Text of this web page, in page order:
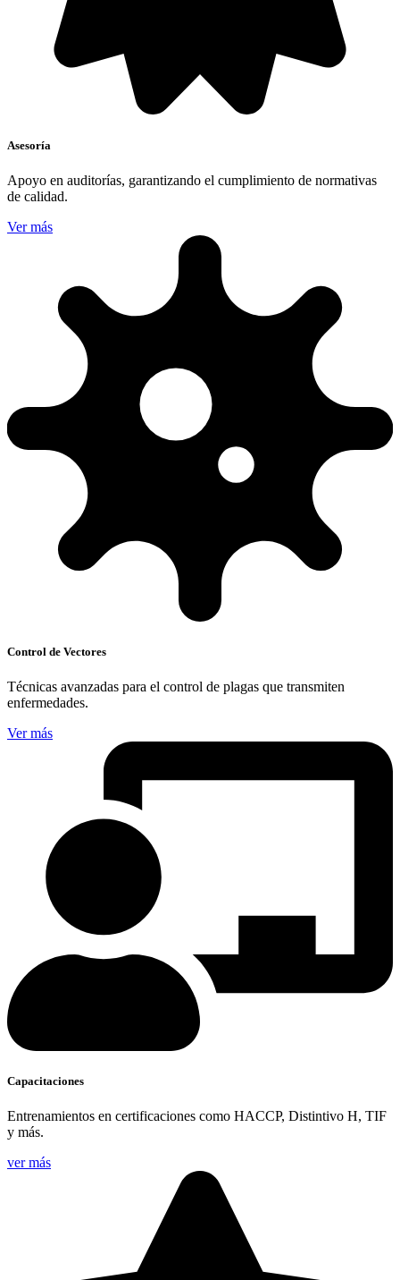
Asesoría
Apoyo en auditorías, garantizando el cumplimiento de normativas
de calidad.
Ver más
Control de Vectores
Técnicas avanzadas para el control de plagas que transmiten
enfermedades.
Ver más
Capacitaciones
Entrenamientos en certificaciones como HACCP, Distintivo H, TIF
y más.
ver más